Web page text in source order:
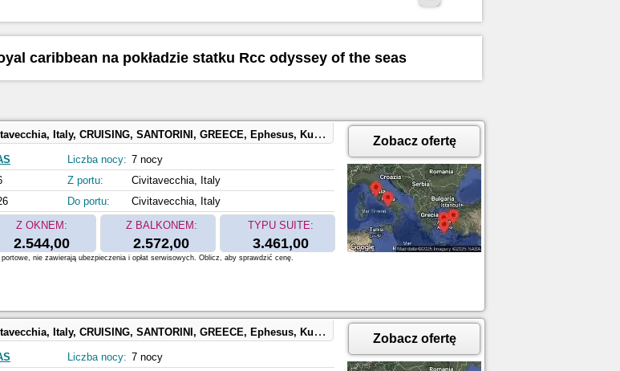
caribbean na pokładzie statku Rcc odyssey of the seas
Italy, CRUISING, SANTORINI, GREECE, Ephesus, Kusadasi, Turkey, MYKONOS, GREECE, Naples, Capri, Italy
Liczba nocy: 7 nocy
Z portu:
Civitavecchia, Italy
Do portu:
Civitavecchia, Italy
Z OKNEM:
2.544,00
Z BALKONEM:
2.572,00
TYPU SUITE:
3.461,00
Zobacz ofertę
nie zawierają ubezpieczenia i opłat serwisowych. Oblicz, aby sprawdzić cenę.
Italy, CRUISING, SANTORINI, GREECE, Ephesus, Kusadasi, Turkey, MYKONOS, GREECE, Naples, Capri, Italy
Liczba nocy: 7 nocy
Zobacz ofertę